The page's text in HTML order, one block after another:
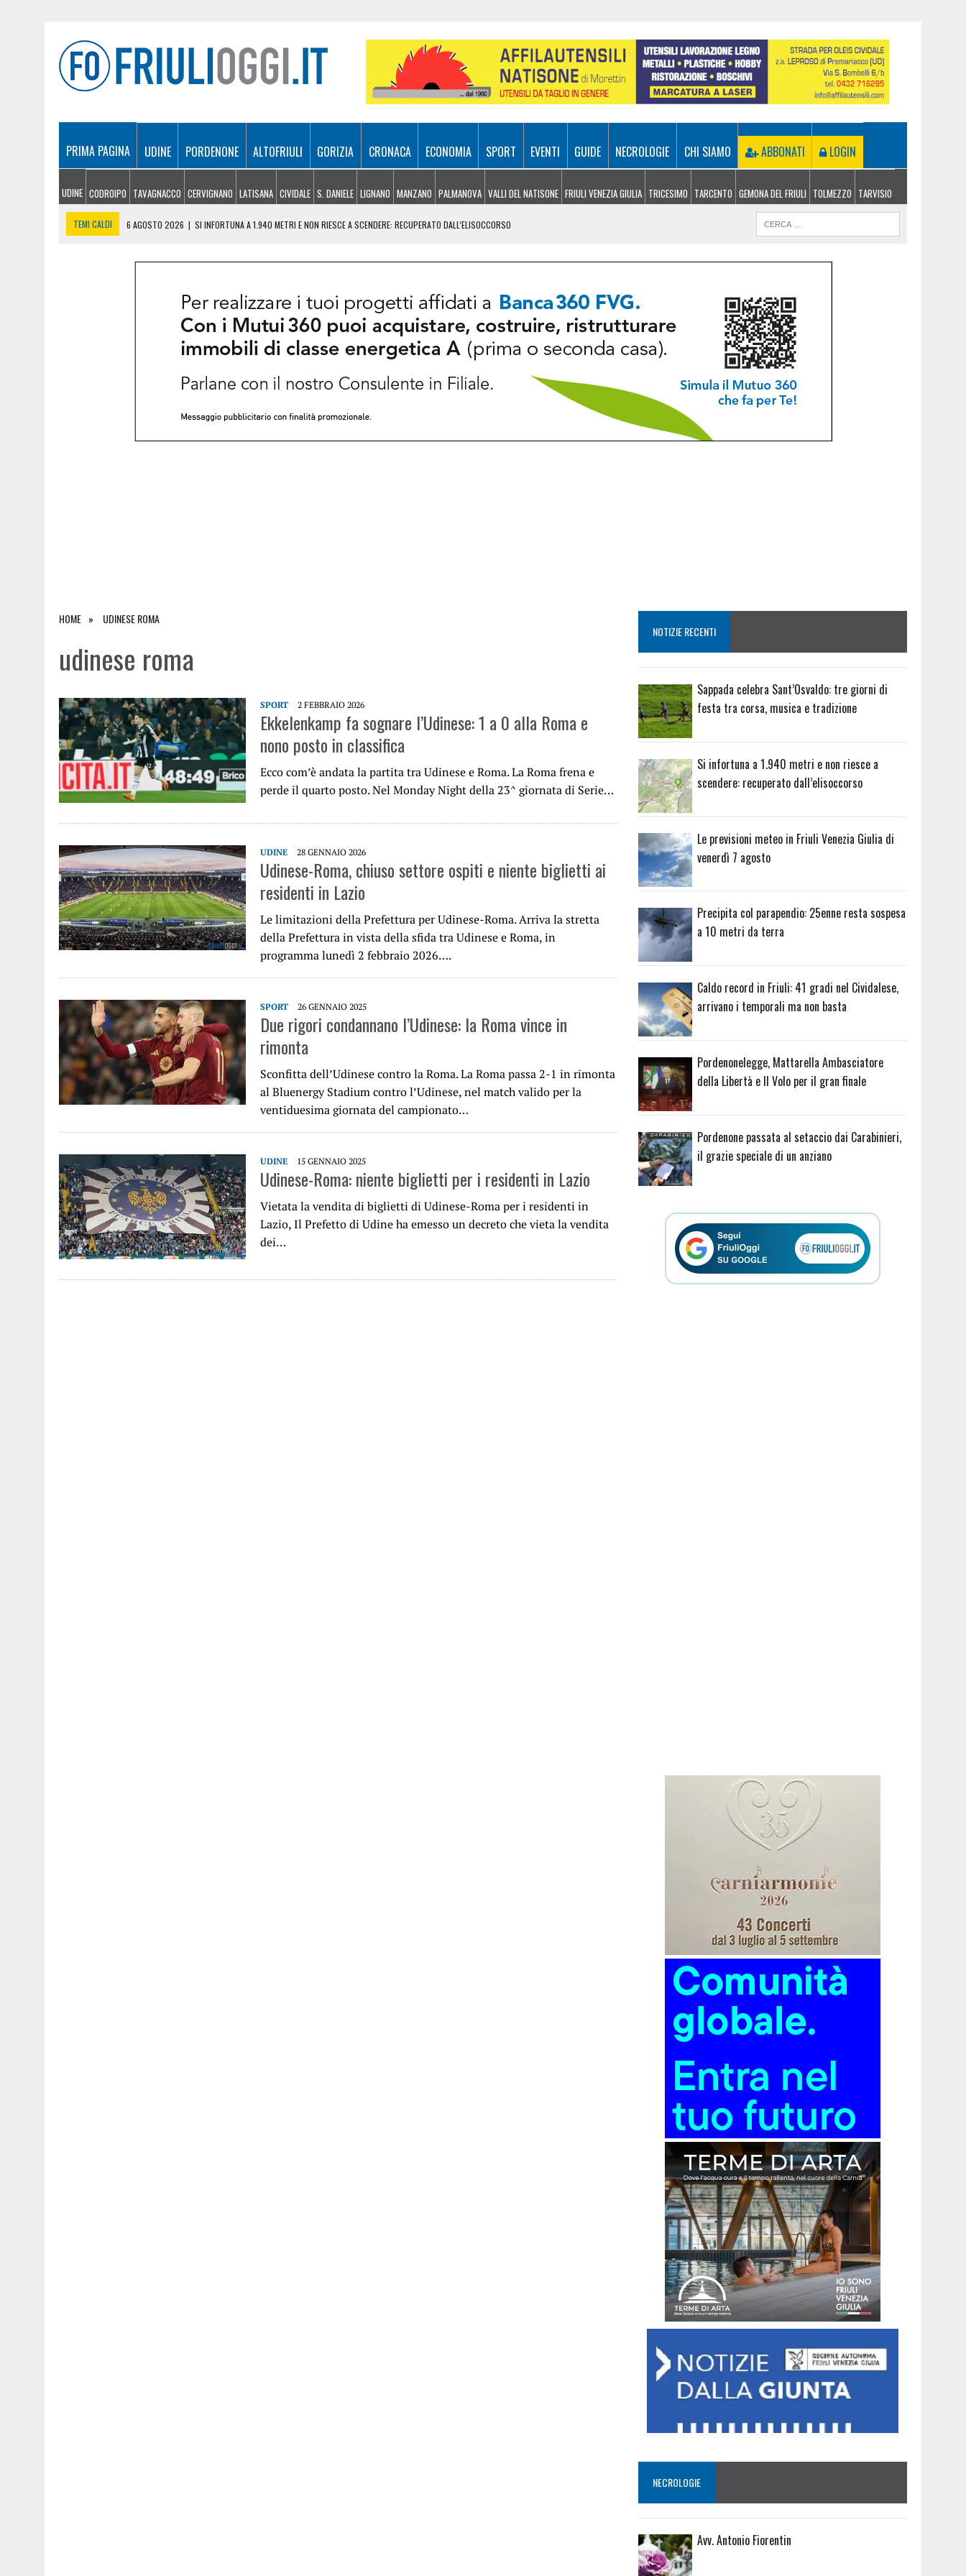
PRIMA PAGINA UDINE PORDENONE ALTOFRIULI GORIZIA CRONACA ECONOMIA SPORT EVENTI GUIDE NECROLOGIE CHI SIAMO ABBONATI LOGIN
UDINE CODROIPO TAVAGNACCO CERVIGNANO LATISANA CIVIDALE S. DANIELE LIGNANO MANZANO PALMANOVA VALLI DEL NATISONE FRIULI VENEZIA GIULIA TRICESIMO TARCENTO GEMONA DEL FRIULI TOLMEZZO TARVISIO
TEMI CALDI 6 AGOSTO 2026 | SI INFORTUNA A 1.940 METRI E NON RIESCE A SCENDERE: RECUPERATO DALL’ELISOCCORSO
CALDO RECORD IN FRIULI: 41 GRADI NEL CIVIDALESE, ARRIVANO I TEMPORALI MA NON BASTA
SAPPADA CELEBRA SANT’OSVALDO: TRE GIORNI DI FESTA TRA CORSA, MUSICA E TRADIZIONE
HOME UDINESE ROMA
udinese roma
SPORT 2 FEBBRAIO 2026
Ekkelenkamp fa sognare l’Udinese: 1 a 0 alla Roma e
nono posto in classifica
Ecco com’è andata la partita tra Udinese e Roma. La Roma frena e
perde il quarto posto. Nel Monday Night della 23^ giornata di Serie…
UDINE 28 GENNAIO 2026
Udinese-Roma, chiuso settore ospiti e niente biglietti ai
residenti in Lazio
Le limitazioni della Prefettura per Udinese-Roma. Arriva la stretta
della Prefettura in vista della sfida tra Udinese e Roma, in
programma lunedì 2 febbraio 2026….
SPORT 26 GENNAIO 2025
Due rigori condannano l’Udinese: la Roma vince in
rimonta
Sconfitta dell’Udinese contro la Roma. La Roma passa 2-1 in rimonta
al Bluenergy Stadium contro l’Udinese, nel match valido per la
ventiduesima giornata del campionato…
UDINE 15 GENNAIO 2025
Udinese-Roma: niente biglietti per i residenti in Lazio
Vietata la vendita di biglietti di Udinese-Roma per i residenti in
Lazio, Il Prefetto di Udine ha emesso un decreto che vieta la vendita
dei…
NOTIZIE RECENTI
Sappada celebra Sant’Osvaldo: tre giorni di
festa tra corsa, musica e tradizione
Si infortuna a 1.940 metri e non riesce a
scendere: recuperato dall’elisoccorso
Le previsioni meteo in Friuli Venezia Giulia di
venerdì 7 agosto
Precipita col parapendio: 25enne resta sospesa
a 10 metri da terra
Caldo record in Friuli: 41 gradi nel Cividalese,
arrivano i temporali ma non basta
Pordenonelegge, Mattarella Ambasciatore
della Libertà e Il Volo per il gran finale
Pordenone passata al setaccio dai Carabinieri,
il grazie speciale di un anziano
NECROLOGIE
Avv. Antonio Fiorentin